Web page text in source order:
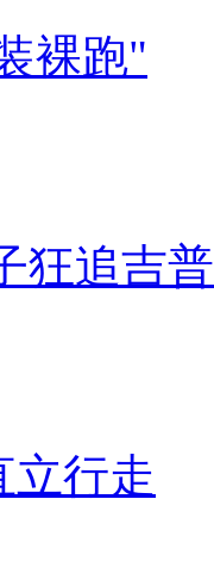
裸跑"
狂追吉
立行走